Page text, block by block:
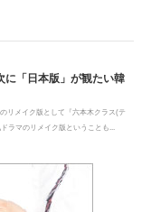
に「日本版」が観たい韓
リメイク版として『六本木クラス(テ
ラマのリメイク版ということも...